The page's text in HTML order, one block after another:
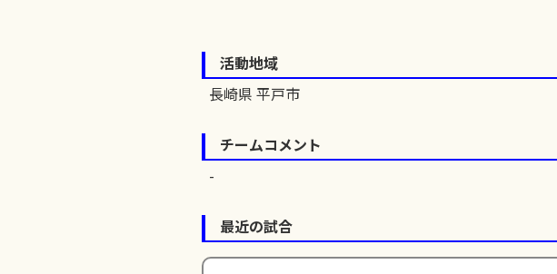
活動地域
長崎県 平戸市
チームコメント
最近の試合